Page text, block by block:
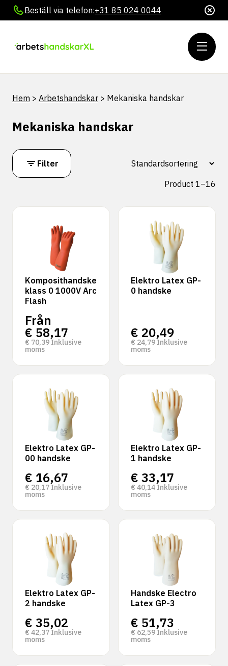
Beställ via telefon:+31 85 024 0044
Hem > Arbetshandskar > Mekaniska handskar
Mekaniska handskar
Filter
Product 1–16
Komposithandske
klass 0 1000V Arc
Flash
Från
€ 58,17
€ 70,39 Inklusive
moms
Elektro Latex GP-
0 handske
€ 20,49
€ 24,79 Inklusive
moms
Elektro Latex GP-
00 handske
€ 16,67
€ 20,17 Inklusive
moms
Elektro Latex GP-
1 handske
€ 33,17
€ 40,14 Inklusive
moms
Elektro Latex GP-
2 handske
€ 35,02
€ 42,37 Inklusive
moms
Handske Electro
Latex GP-3
€ 51,73
€ 62,59 Inklusive
moms